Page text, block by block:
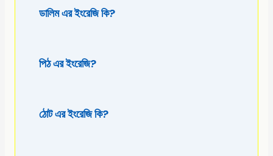
ডালিম এর ইংরেজি কি?
পিঠ এর ইংরেজি?
ঠোট এর ইংরেজি কি?